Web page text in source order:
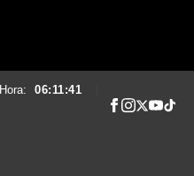
Hora: 06:11:42